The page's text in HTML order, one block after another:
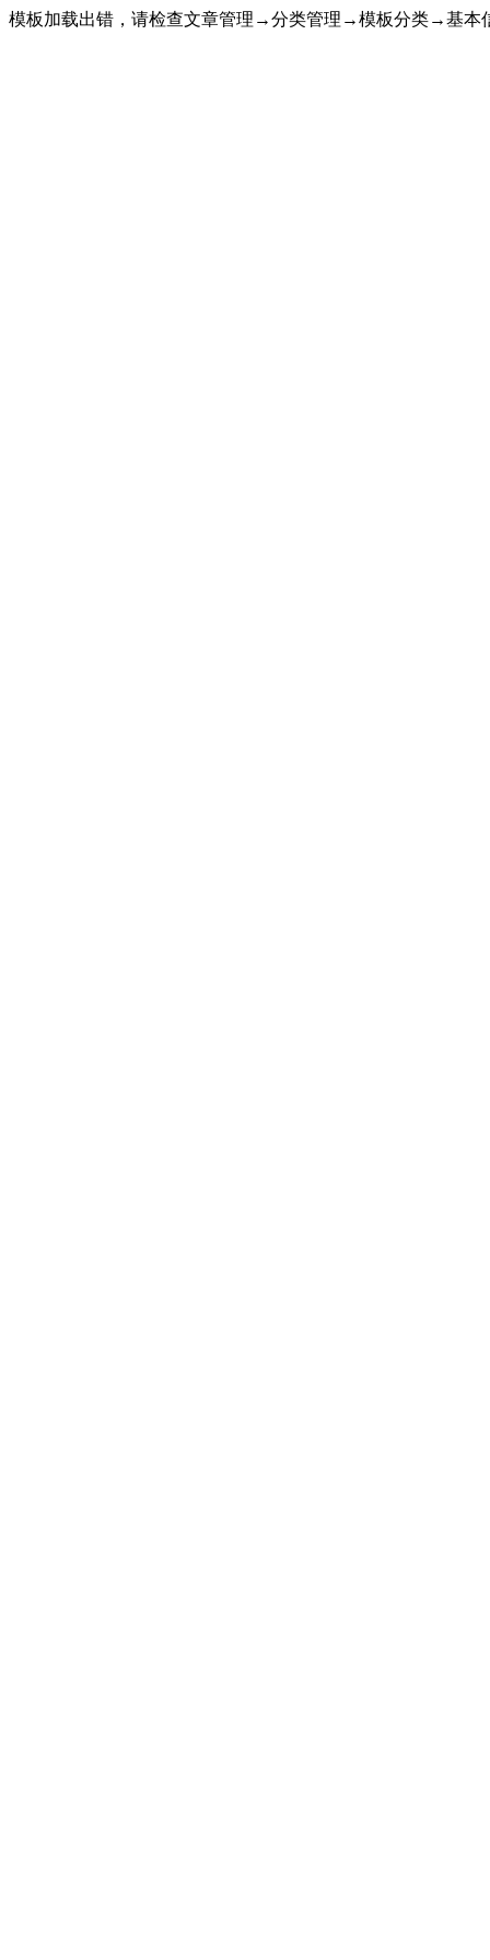
模板加载出错，请检查文章管理→分类管理→模板分类→基本